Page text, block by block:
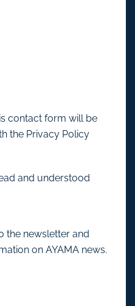
contact form will be
the Privacy Policy
and understood
the newsletter and
on AYAMA news.